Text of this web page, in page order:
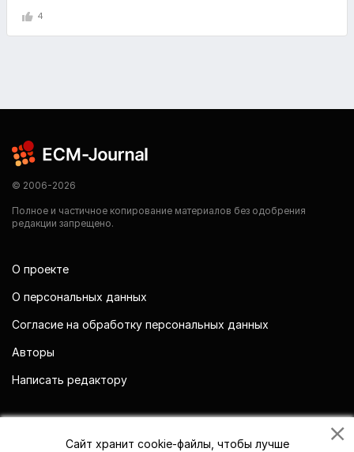
4
© 2006-2026
Полное и частичное копирование материалов без одобрения
редакции запрещено.
О проекте
О персональных данных
Согласие на обработку персональных данных
Авторы
Написать редактору
Сайт хранит cookie-файлы, чтобы лучше